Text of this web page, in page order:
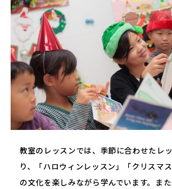
教室のレッスンでは、季節に合わせたレ
り、「ハロウィンレッスン」「クリスマ
の文化を楽しみながら学んでいます。ま